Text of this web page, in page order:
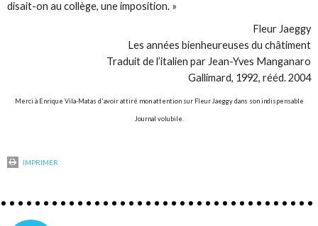
disait-on au collège, une imposition. »
Fleur Jaeggy
Les années bienheureuses du châtiment
Traduit de l’italien par Jean-Yves Manganaro
Gallimard, 1992, rééd. 2004
Merci à Enrique Vila-Matas d'avoir attiré mon attention sur Fleur Jaeggy dans son indispensable
Journal volubile
IMPRIMER